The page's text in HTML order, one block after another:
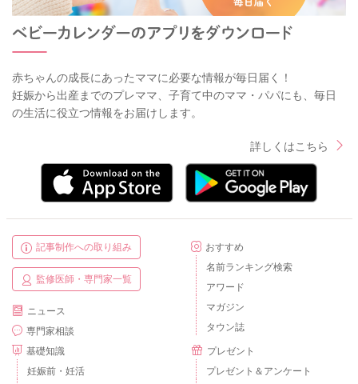
赤ちゃんの成長にあったママに必要な情報が毎日届く！
妊娠から出産までのプレママ、子育て中のママ・パパにも、毎日
の生活に役立つ情報をお届けします。
詳しくはこちら
記事制作への取り組み
監修医師・専門家一覧
ニュース
専門家相談
基礎知識
妊娠前・妊活
おすすめ
名前ランキング検索
アワード
マガジン
タウン誌
プレゼント
プレゼント＆アンケート